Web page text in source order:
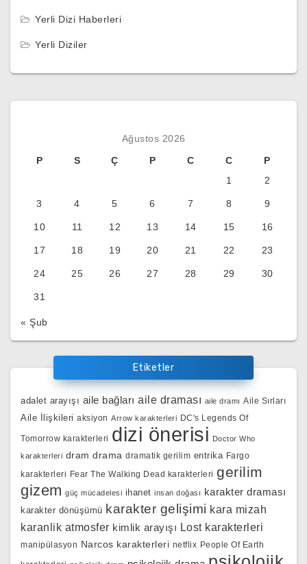
Yerli Dizi Haberleri
Yerli Diziler
Ağustos 2026
P
S Ç P C C
P
1
2
3 4 5 6 7 8 9
10 11 12 13 14 15 16
17 18 19 20 21 22 23
24 25 26 27 28 29 30
31
« Şub
Etiketler
adalet arayışı aile bağları aile draması aile dramı Aile Sırları
Aile İlişkileri aksiyon Arrow karakterleri DC's Legends Of
Tomorrow karakterleri dizi önerisi Doctor Who
karakterleri dram drama dramatik gerilim entrika Fargo
karakterleri Fear The Walking Dead karakterleri gerilim
gizem güç mücadelesi ihanet insan doğası karakter draması
karakter dönüşümü karakter gelişimi kara mizah
karanlik atmosfer kimlik arayışı Lost karakterleri
manipülasyon Narcos karakterleri netflix People Of Earth